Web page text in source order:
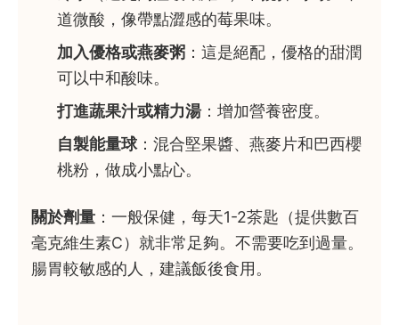
道微酸，像帶點澀感的莓果味。
加入優格或燕麥粥：這是絕配，優格的甜潤
可以中和酸味。
打進蔬果汁或精力湯：增加營養密度。
自製能量球：混合堅果醬、燕麥片和巴西櫻
桃粉，做成小點心。
關於劑量 ：一般保健，每天1-2茶匙（提供數百
毫克維生素C）就非常足夠。不需要吃到過量。
腸胃較敏感的人，建議飯後食用。